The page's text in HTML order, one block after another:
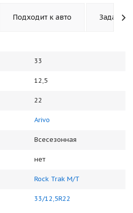
Подходит к авто Задать
33
12,5
22
Arivo
Всесезонная
нет
Rock Trak M/T
33/12,5R22